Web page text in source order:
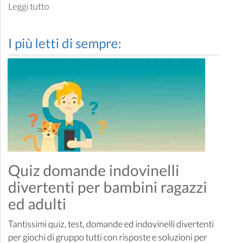
Leggi tutto
I più letti di sempre:
Quiz domande indovinelli
divertenti per bambini ragazzi
ed adulti
Tantissimi quiz, test, domande ed indovinelli divertenti
per giochi di gruppo tutti con risposte e soluzioni per